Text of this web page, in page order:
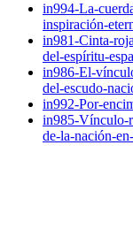
in994-La-
inspiración-
in981-Cinta-
del-espíritu-
in986-El-
del-escudo-
in992-Por-
in985-Vínculo-
de-la-nación-